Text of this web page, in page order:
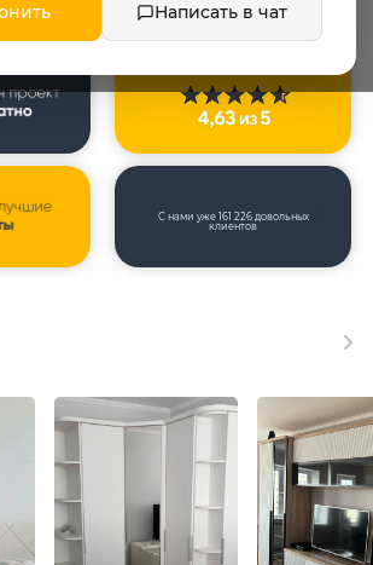
С нами уже 161 226 довольных
клиентов
Написать в чат